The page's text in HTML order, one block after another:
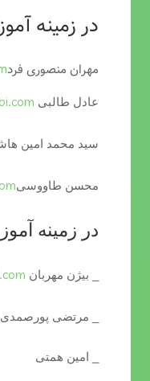
در زمینه
مهران منصوری فرد
عادل طالبی
سید محمد امین
محسن طاووسی
در زمینه
_ بیژن مهربان
_ مرتضی پورصمدی
_ امین همتی